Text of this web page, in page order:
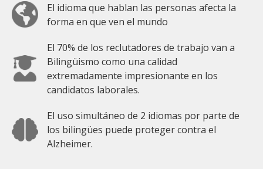
El idioma que hablan las personas afecta la
forma en que ven el mundo
El 70% de los reclutadores de trabajo van a
Bilingüismo como una calidad
extremadamente impresionante en los
candidatos laborales.
El uso simultáneo de 2 idiomas por parte de
los bilingües puede proteger contra el
Alzheimer.